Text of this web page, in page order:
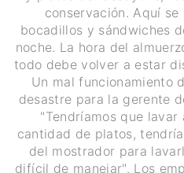
conservación. Aquí
bocadillos y sándwiches
noche. La hora del
todo debe volver a estar
Un mal funcionamiento
desastre para la gerente
"Tendríamos que
cantidad de platos,
del mostrador para
difícil de manejar". Los